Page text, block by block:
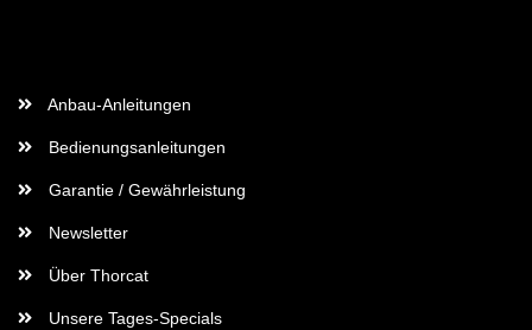
Anbau-Anleitungen
Bedienungsanleitungen
Garantie / Gewährleistung
Newsletter
Über Thorcat
Unsere Tages-Specials